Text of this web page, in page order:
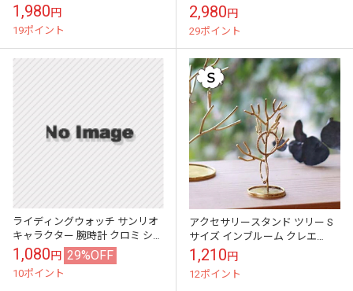
1,980円
19ポイント
時計 メンズウォッチ ユニーク メ
ンズ腕時計 スタイリ...
2,980円
29ポイント
ライディングウォッチ サンリオ
キャラクター 腕時計 クロミ シナ
モロール マイメロディ ユニック
SR-0054 小学生 子ども...
1,080円 29%OFF
10ポイント
アクセサリースタンド ツリー S
サイズ インブルーム クレエ
Creer in bloom 92050001 アクセ
サリー 収納ケ...
1,210円
12ポイント